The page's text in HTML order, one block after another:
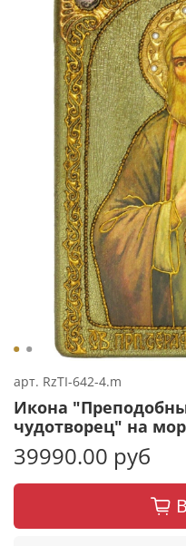
арт. RzTI-642-4.m
Икона
чудотворец" на
39990.00 руб